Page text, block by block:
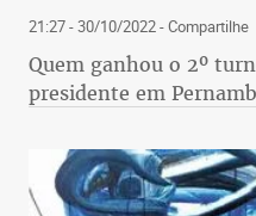
21:27 - 30/10/2022- Compartilhe
Quem ganhou o 2º
presidente em